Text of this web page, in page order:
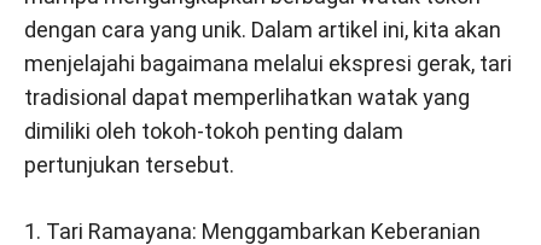
dengan cara yang unik. Dalam artikel ini, kita akan
menjelajahi bagaimana melalui ekspresi gerak, tari
tradisional dapat memperlihatkan watak yang
dimiliki oleh tokoh-tokoh penting dalam
pertunjukan tersebut.
1. Tari Ramayana: Menggambarkan Keberanian